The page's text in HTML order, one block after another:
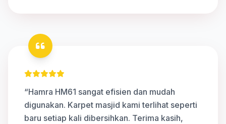
“Hamra HM61 sangat efisien dan mudah
digunakan. Karpet masjid kami terlihat seperti
baru setiap kali dibersihkan. Terima kasih,